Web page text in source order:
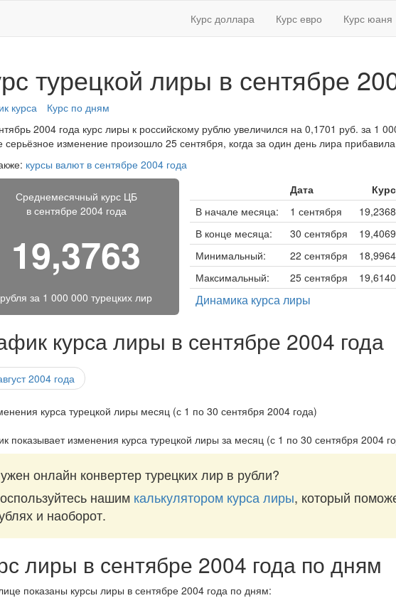
Курс доллара Курс евро Курс юаня
турецкой лиры в сентябре
курса
Курс по дням
2004 года курс лиры к российскому рублю увеличился на 0,1701 руб. за 1
серьёзное изменение произошло 25 сентября, когда за один день лира
курсы валют в сентябре 2004 года
Среднемесячный курс ЦБ
в сентябре 2004 года
19,3763
рубля за 1 000 000 турецких лир
Дата
Курс
В начале месяца:
1 сентября
19,2368
В конце месяца:
30 сентября
19,4069
Минимальный:
22 сентября
18,9964
Максимальный:
25 сентября 19,6140
Динамика курса лиры
курса лиры в сентябре 2004 года
2004 года
показывает изменения курса турецкой лиры за месяц (с 1 по 30 сентября 2004
онлайн конвертер турецких лир в рубли?
нашим калькулятором курса лиры, который
и наоборот.
лиры в сентябре 2004 года по дням
показаны курсы лиры в сентябре 2004 года по дням: